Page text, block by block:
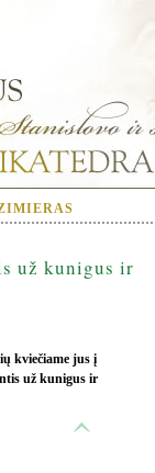
už kunigus ir
kviečiame jus į
už kunigus ir